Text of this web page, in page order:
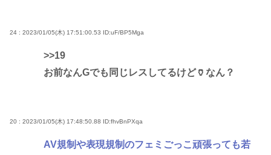
24 : 2023/01/05(木) 17:51:00.53 ID:uF/BP5Mga
>>19
お前なんGでも同じレスしてるけど🏺なん？
20 : 2023/01/05(木) 17:48:50.88 ID:fhvBnPXqa
AV規制や表現規制のフェミごっこ頑張っても若